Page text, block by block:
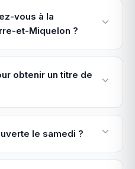
vous à la
et-Miquelon ?
obtenir un titre de
le samedi ?